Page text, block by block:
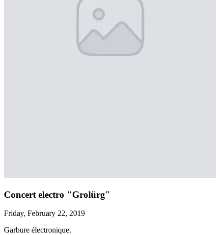
Concert electro "Grolürg"
Friday, February 22, 2019
Garbure électronique.